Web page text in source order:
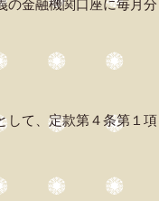
の金融機関口座に毎月分
して、定款第４条第１項